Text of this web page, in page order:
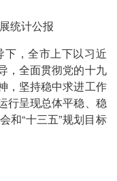
统计公报
，全市上下以习近
，全面贯彻党的十九
，坚持稳中求进工作
行呈现总体平稳、稳
和“十三五”规划目标